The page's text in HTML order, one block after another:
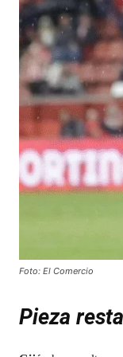
Foto: El Comercio
Pieza